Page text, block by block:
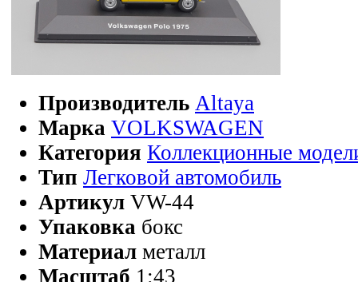
Производитель Altaya
Марка VOLKSWAGEN
Категория Коллекционные
Тип Легковой автомобиль
Артикул VW-44
Упаковка бокс
Материал металл
Масштаб 1:43